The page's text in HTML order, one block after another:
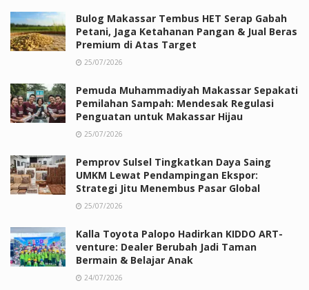
Bulog Makassar Tembus HET Serap Gabah
Petani, Jaga Ketahanan Pangan & Jual Beras
Premium di Atas Target
25/07/2026
Pemuda Muhammadiyah Makassar Sepakati
Pemilahan Sampah: Mendesak Regulasi
Penguatan untuk Makassar Hijau
25/07/2026
Pemprov Sulsel Tingkatkan Daya Saing
UMKM Lewat Pendampingan Ekspor:
Strategi Jitu Menembus Pasar Global
25/07/2026
Kalla Toyota Palopo Hadirkan KIDDO ART-
venture: Dealer Berubah Jadi Taman
Bermain & Belajar Anak
24/07/2026